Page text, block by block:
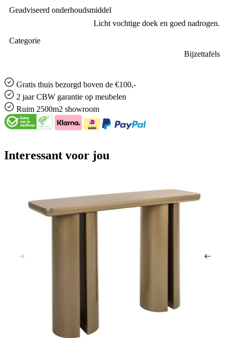
Geadviseerd onderhoudsmiddel
Licht vochtige doek en goed nadrogen.
Categorie
Bijzettafels
Gratis thuis bezorgd boven de €100,-
2 jaar CBW garantie op meubelen
Ruim 2500m2 showroom
Interessant voor jou